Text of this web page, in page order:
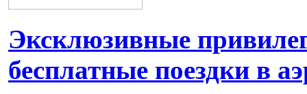
Эксклюзивные
бесплатные поездки в